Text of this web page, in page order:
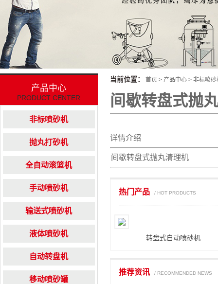
当前位置： 首页 > 产品中心 > 非标喷砂
间歇转盘式抛
详情介绍
间歇转盘式抛丸清理机
热门产品 / HOT PRODUCTS
转盘式自动喷砂机
推荐资讯 / RECOMMENDED NEWS
产品中心
PRODUCT CENTER
非标喷砂机
抛丸打砂机
全自动滚篮机
手动喷砂机
输送式喷砂机
液体喷砂机
自动转盘机
移动喷砂罐